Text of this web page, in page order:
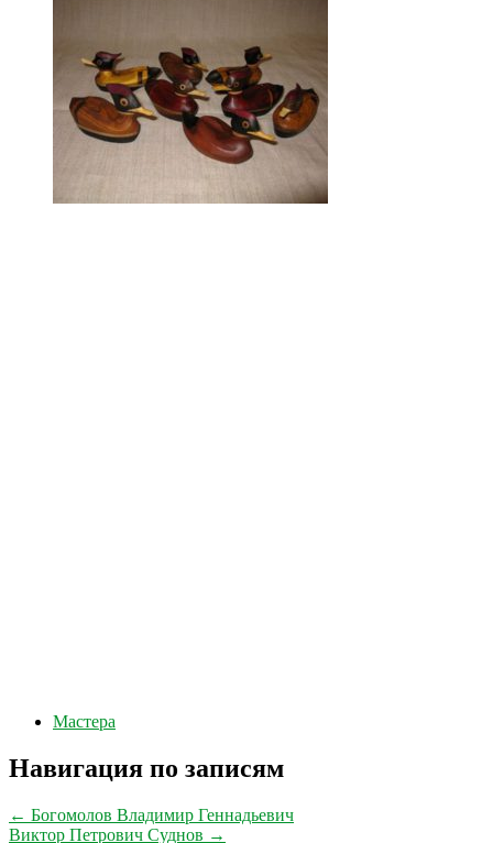
Мастера
Навигация по записям
← Богомолов Владимир Геннадьевич
Виктор Петрович Суднов →